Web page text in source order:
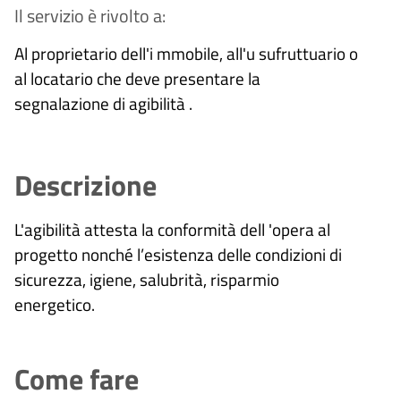
Il servizio è rivolto a:
Al proprietario dell'i mmobile, all'u sufruttuario o
al locatario che deve presentare la
segnalazione di agibilità .
Descrizione
L'agibilità attesta la conformità dell 'opera al
progetto nonché l’esistenza delle condizioni di
sicurezza, igiene, salubrità, risparmio
energetico.
Come fare